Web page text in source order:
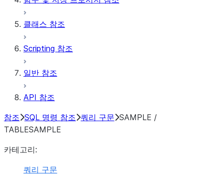
클래스 참조
Scripting 참조
일반 참조
API 참조
참조 SQL 명령 참조 쿼리 구문 SAMPLE /
TABLESAMPLE
카테고리:
쿼리 구문